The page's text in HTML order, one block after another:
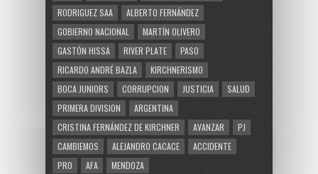
RODRIGUEZ SAA
ALBERTO FERNÁNDEZ
GOBIERNO NACIONAL
MARTÍN OLIVERO
GASTÓN HISSA
RIVER PLATE
PASO
RICARDO ANDRÉ BAZLA
KIRCHNERISMO
BOCA JUNIORS
CORRUPCION JUSTICIA
SALUD
PRIMERA DIVISION
ARGENTINA
CRISTINA FERNÁNDEZ DE KIRCHNER
AVANZAR
PJ
CAMBIEMOS
ALEJANDRO CACACE
ACCIDENTE
PRO
AFA MENDOZA